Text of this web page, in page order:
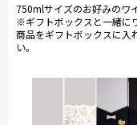
750mlサイズのお好みのワ
※ギフトボックスと一緒に
商品をギフトボックスに入
い。